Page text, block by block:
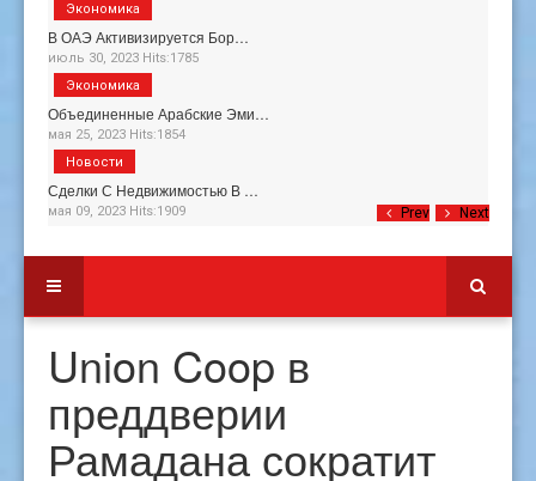
Prev Next
В ОАЭ Активизируется Бор…
июль 30, 2023 Hits:1785
Экономика
Объединенные Арабские Эми…
мая 25, 2023 Hits:1854
Экономика
Сделки С Недвижимостью В …
мая 09, 2023 Hits:1909
Новости
Union Coop в
преддверии
Рамадана сократит